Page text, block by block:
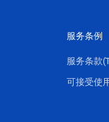
服务条例
服务条款
可接受使